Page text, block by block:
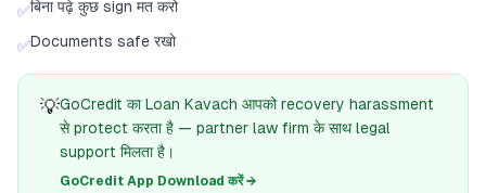
✅बिना पढ़े कुछ sign मत करो
✅Documents safe रखो
💡GoCredit का Loan Kavach आपको recovery harassment
से protect करता है — partner law firm के साथ legal
support मिलता है।
GoCredit App Download करें →